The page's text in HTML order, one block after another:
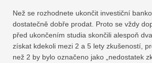
Než se rozhodnete ukončit investiční
dostatečně dobře prodat. Proto se vždy
před ukončením studia skončili alespoň
získat kdekoli mezi 2 a 5 lety zkušeností,
než 2 by bylo označeno jako „nedostatek